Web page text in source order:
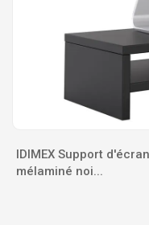
IDIMEX Support
mélaminé noi...